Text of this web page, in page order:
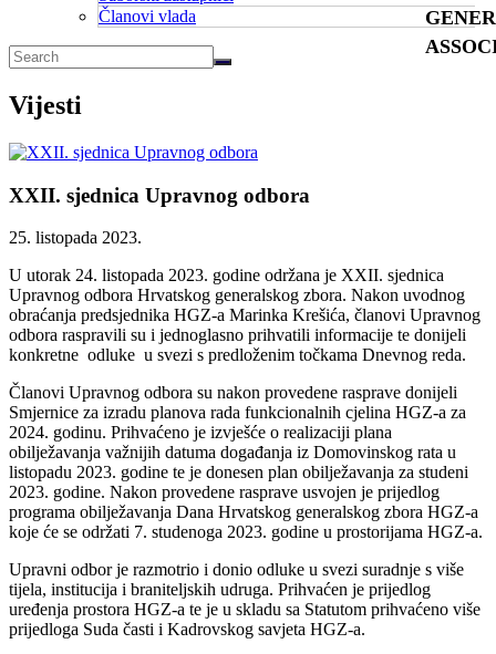
Članovi vlada
Vijesti
XXII. sjednica Upravnog odbora
25. listopada 2023.
U utorak 24. listopada 2023. godine održana je XXII. sjednica
Upravnog odbora Hrvatskog generalskog zbora. Nakon uvodnog
obraćanja predsjednika HGZ-a Marinka Krešića, članovi Upravnog
odbora raspravili su i jednoglasno prihvatili informacije te donijeli
konkretne odluke u svezi s predloženim točkama Dnevnog reda.
Članovi Upravnog odbora su nakon provedene rasprave donijeli
Smjernice za izradu planova rada funkcionalnih cjelina HGZ-a za
2024. godinu. Prihvaćeno je izvješće o realizaciji plana
obilježavanja važnijih datuma događanja iz Domovinskog rata u
listopadu 2023. godine te je donesen plan obilježavanja za studeni
2023. godine. Nakon provedene rasprave usvojen je prijedlog
programa obilježavanja Dana Hrvatskog generalskog zbora HGZ-a
koje će se održati 7. studenoga 2023. godine u prostorijama HGZ-a.
Upravni odbor je razmotrio i donio odluke u svezi suradnje s više
tijela, institucija i braniteljskih udruga. Prihvaćen je prijedlog
uređenja prostora HGZ-a te je u skladu sa Statutom prihvaćeno više
prijedloga Suda časti i Kadrovskog savjeta HGZ-a.